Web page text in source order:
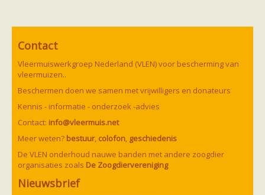
Contact
Vleermuiswerkgroep Nederland (VLEN) voor bescherming van
vleermuizen..
Beschermen doen we samen met vrijwilligers en donateurs
Kennis - informatie - onderzoek -advies
Contact: info@vleermuis.net
Meer weten? bestuur, colofon geschiedenis
De VLEN onderhoud nauwe banden met andere zoogdier
organisaties zoals De Zoogdiervereniging
Nieuwsbrief